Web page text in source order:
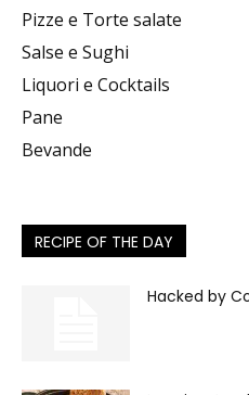
Pizze e Torte salate
Salse e Sughi
Liquori e Cocktails
Pane
Bevande
RECIPE OF THE DAY
Hacked by